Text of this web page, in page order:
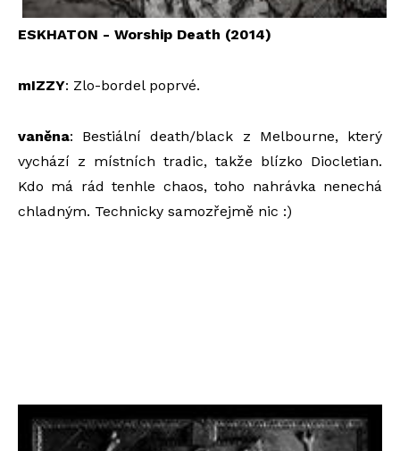
ESKHATON - Worship Death (2014)
mIZZY: Zlo-bordel poprvé.
vaněna: Bestiální death/black z Melbourne, který
vychází z místních tradic, takže blízko Diocletian.
Kdo má rád tenhle chaos, toho nahrávka nenechá
chladným. Technicky samozřejmě nic :)